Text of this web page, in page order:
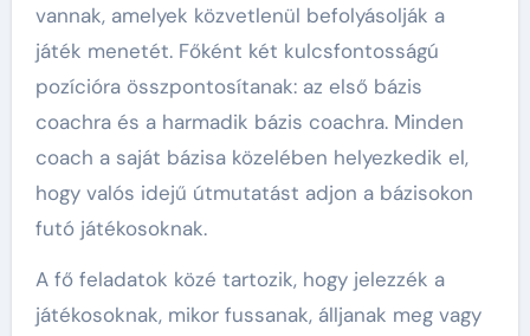
vannak, amelyek közvetlenül befolyásolják a
játék menetét. Főként két kulcsfontosságú
pozícióra összpontosítanak: az első bázis
coachra és a harmadik bázis coachra. Minden
coach a saját bázisa közelében helyezkedik el,
hogy valós idejű útmutatást adjon a bázisokon
futó játékosoknak.
A fő feladatok közé tartozik, hogy jelezzék a
játékosoknak, mikor fussanak, álljanak meg vagy